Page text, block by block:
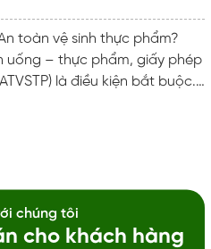
toàn vệ sinh thực phẩm?
uống – thực phẩm, giấy phép
là điều kiện bắt buộc.
doanh nghiệp/cửa hàng:
chúng tôi
cho khách hàng